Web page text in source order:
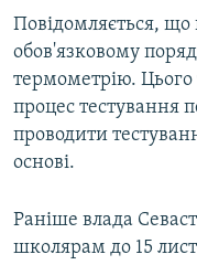
Повідомляється, що
обов'язковому
термометрію.
процес тестування
проводити
основі.
Раніше влада
школярам до 15